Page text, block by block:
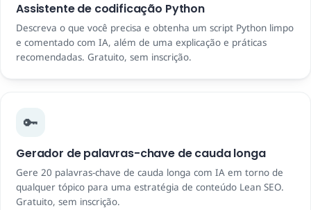
Assistente de codificação Python
Descreva o que você precisa e obtenha um script Python limpo
e comentado com IA, além de uma explicação e práticas
recomendadas. Gratuito, sem inscrição.
🔑
Gerador de palavras-chave de cauda longa
Gere 20 palavras-chave de cauda longa com IA em torno de
qualquer tópico para uma estratégia de conteúdo Lean SEO.
Gratuito, sem inscrição.